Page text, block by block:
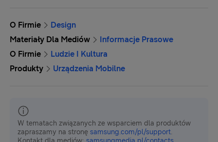
O Firmie
Design
Materiały Dla Mediów
Informacje Prasowe
O Firmie
Ludzie I Kultura
Produkty
Urządzenia Mobilne
W tematach związanych ze wsparciem dla produktów
zapraszamy na stronę samsung.com/pl/support.